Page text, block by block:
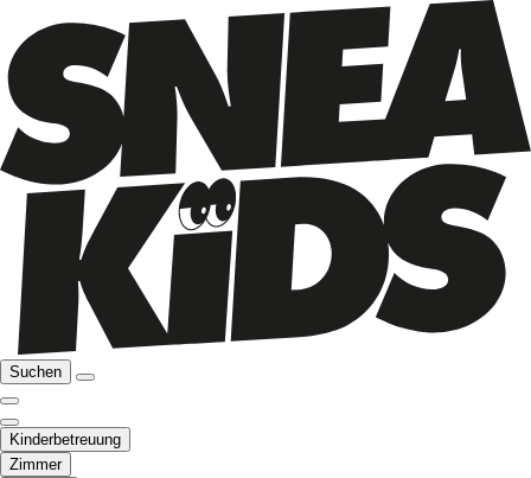
Suchen
Kinderbetreuung
Zimmer